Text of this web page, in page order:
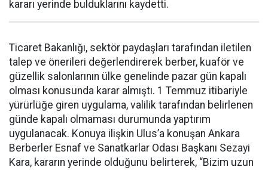
kararı yerinde bulduklarını kaydetti.
Ticaret Bakanlığı, sektör paydaşları tarafından iletilen
talep ve önerileri değerlendirerek berber, kuaför ve
güzellik salonlarının ülke genelinde pazar gün kapalı
olması konusunda karar almıştı. 1 Temmuz itibariyle
yürürlüğe giren uygulama, valilik tarafından belirlenen
günde kapalı olmaması durumunda yaptırım
uygulanacak. Konuya ilişkin Ulus’a konuşan Ankara
Berberler Esnaf ve Sanatkarlar Odası Başkanı Sezayi
Kara, kararın yerinde olduğunu belirterek, “Bizim uzun